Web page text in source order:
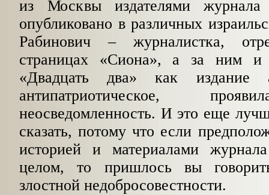
из Москвы издателями
опубликовано в различных
Рабинович – журналистка,
страницах «Сиона», а за ним и
«Двадцать два» как издание
антипатриотическое,
неосведомленность. И это еще
сказать, потому что если
историей и материалами
целом, то пришлось вы
злостной недоб­росовестности.